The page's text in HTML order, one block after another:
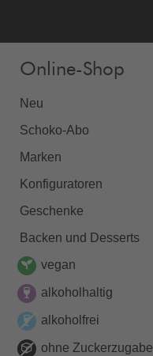
Online-Shop
Neu
Schoko-Abo
Marken
Konfiguratoren
Geschenke
Backen und Desserts
vegan
alkoholhaltig
alkoholfrei
ohne Zuckerzugabe